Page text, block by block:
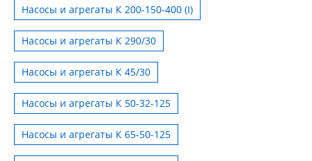
Насосы и агрегаты К 200-150-400 (I)
Насосы и агрегаты К 290/30
Насосы и агрегаты К 45/30
Насосы и агрегаты К 50-32-125
Насосы и агрегаты К 65-50-125